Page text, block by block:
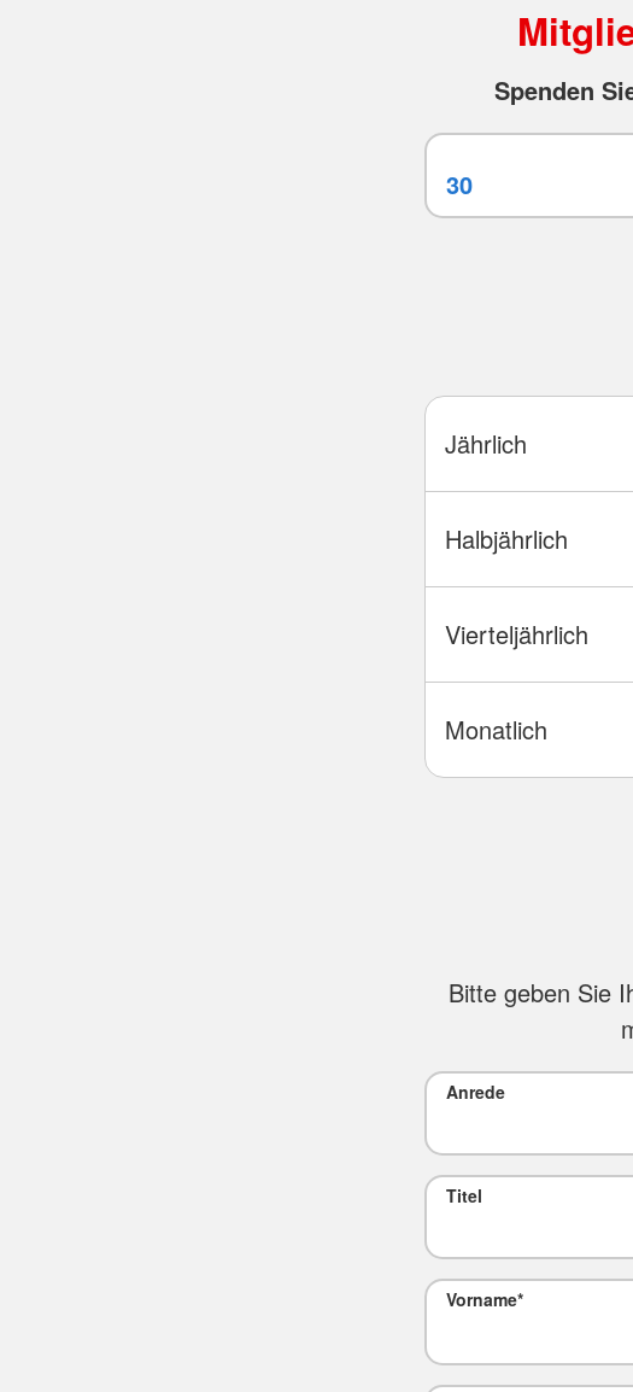
Spenden
Jährlich
Halbjährlich
Vierteljährlich
Monatlich
Bitte geben Sie
Anrede
Titel
Vorname*